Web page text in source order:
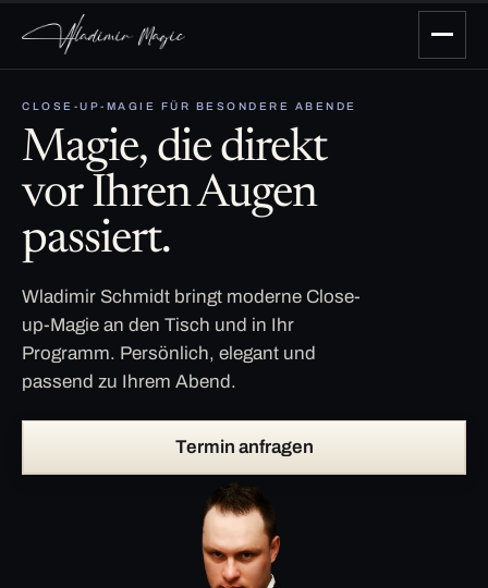
CLOSE-UP-MAGIE FÜR BESONDERE ABENDE
Magie, die direkt
vor Ihren Augen
passiert.
Wladimir Schmidt bringt moderne Close-
up-Magie an den Tisch und in Ihr
Programm. Persönlich, elegant und
passend zu Ihrem Abend.
Termin anfragen